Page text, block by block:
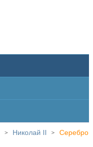
> Николай II > Серебро